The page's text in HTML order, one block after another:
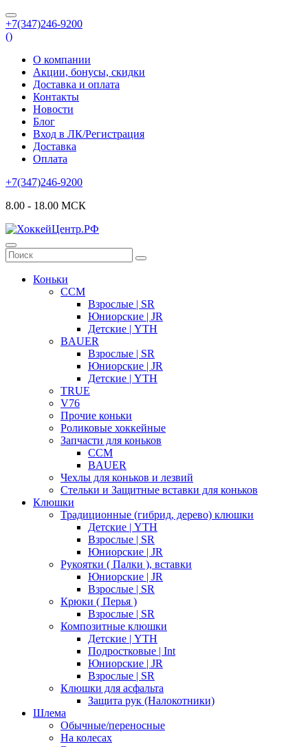
+7(347)246-9200
()
О компании
Акции, бонусы, скидки
Доставка и оплата
Контакты
Новости
Блог
Вход в ЛК/Регистрация
Доставка
Оплата
+7(347)246-9200
8.00 - 18.00 МСК
Коньки
CCM
Взрослые | SR
Юниорские | JR
Детские | YTH
BAUER
Взрослые | SR
Юниорские | JR
Детские | YTH
TRUE
V76
Прочие коньки
Роликовые хоккейные
Запчасти для коньков
CCM
BAUER
Чехлы для коньков и лезвий
Стельки и Защитные вставки для коньков
Клюшки
Традиционные (гибрид, дерево) клюшки
Детские | YTH
Взрослые | SR
Юниорские | JR
Рукоятки ( Палки ), вставки
Юниорские | JR
Взрослые | SR
Крюки ( Перья )
Взрослые | SR
Композитные клюшки
Детские | YTH
Подростковые | Int
Юниорские | JR
Взрослые | SR
Клюшки для асфальта
Защита рук (Налокотники)
Шлема
Обычные/переносные
На колесах